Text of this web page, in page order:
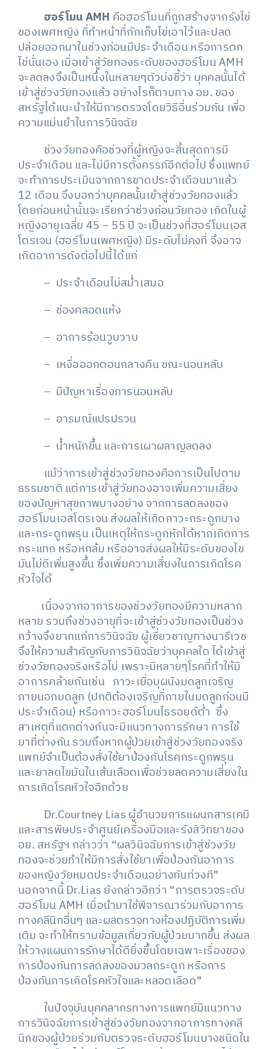
ฮอร์โมนAMH คือฮอร์โมนที่ถูกสร้างจากรังไข่
ของเพศหญิง ที่ทำหน้าที่กักเก็บไข่เอาไว้และปลด
ปล่อยออกมาในช่วงก่อนมีประจำเดือน หรือการตก
ไข่นั่นเอง เมื่อเข้าสู่วัยทองระดับของฮอร์โมน AMH
จะลดลงจึงเป็นหนึ่งในหลายๆตัวบ่งชี้ว่า บุคคลนั้นได้
เข้าสู่ช่วงวัยทองแล้ว อย่างไรก็ตามทาง อย. ของ
สหรัฐได้แนะนำให้มีการตรวจโดยวิธีอื่นร่วมกัน เพื่อ
ความแม่นยำในการวินิจฉัย
ช่วงวัยทองคือช่วงที่ผู้หญิงจะสิ้นสุดการมี
ประจำเดือน และไม่มีการตั้งครรภ์อีกต่อไป ซึ่งแพทย์
จะทำการประเมินจากการขาดประจำเดือนมาแล้ว
12 เดือน จึงบอกว่าบุคคลนั้นเข้าสู่ช่วงวัยทองแล้ว
โดยก่อนหน้านั้นจะเรียกว่าช่วงก่อนวัยทอง เกิดในผู้
หญิงอายุเฉลี่ย 45 – 55 ปี จะเป็นช่วงที่ฮอร์โมนเอส
โตรเจน (ฮอร์โมนเพศหญิง) มีระดับไม่คงที่ จึงอาจ
เกิดอาการดังต่อไปนี้ได้แก่
– ประจำเดือนไม่สม่ำเสมอ
– ช่องคลอดแห้ง
– อาการร้อนวูบวาบ
– เหงื่อออกตอนกลางคืน ขณะนอนหลับ
– มีปัญหาเรื่องการนอนหลับ
– อารมณ์แปรปรวน
– น้ำหนักขึ้น และการเผาผลาญลดลง
แม้ว่าการเข้าสู่ช่วงวัยทองคือการเป็นไปตาม
ธรรมชาติ แต่การเข้าสู่วัยทองอาจเพิ่มความเสี่ยง
ของปัญหาสุขภาพบางอย่าง จากการลดลงของ
ฮอร์โมนเอสโตรเจน ส่งผลให้เกิดภาวะกระดูกบาง
และกระดูกพรุน เป็นเหตุให้กระดูกหักได้หากเกิดการ
กระแทก หรือหกล้ม หรืออาจส่งผลให้มีระดับของไข
มันไม่ดีเพิ่มสูงขึ้น ซึ่งเพิ่มความเสี่ยงในการเกิดโรค
หัวใจได้
เนื่องจากอาการของช่วงวัยทองมีความหลาก
หลาย รวมถึงช่วงอายุที่จะเข้าสู่ช่วงวัยทองเป็นช่วง
กว้างจึงยากแก่การวินิจฉัย ผู้เชี่ยวชาญทางนารีเวช
จึงให้ความสำคัญกับการวินิจฉัยว่าบุคคลใด ได้เข้าสู่
ช่วงวัยทองจริงหรือไม่ เพราะมีหลายๆโรคที่ทำให้มี
อาการคล้ายกันเช่น ภาวะเยื่อบุผนังมดลูกเจริญ
ภายนอกมดลูก (ปกติต้องเจริญที่ภายในมดลูกก่อนมี
ประจำเดือน) หรือภาวะฮอร์โมนไธรอยด์ต่ำ ซึ่ง
สาเหตุที่แตกต่างกันจะมีแนวทางการรักษา การใช้
ยาที่ต่างกัน รวมถึงหากผู้ป่วยเข้าสู่ช่วงวัยทองจริง
แพทย์จำเป็นต้องสั่งใช้ยาป้องกันโรคกระดูกพรุน
และยาลดไขมันในเส้นเลือดเพื่อช่วยลดความเสี่ยงใน
การเกิดโรคหัวใจอีกด้วย
Dr.Courtney Lias ผู้อำนวยการแผนกสารเคมี
และสารพิษประจำศูนย์เครื่องมือและรังสิวิทยาของ
อย. สหรัฐฯ กล่าวว่า “ผลวินิจฉัยการเข้าสู่ช่วงวัย
ทองจะช่วยทำให้มีการสั่งใช้ยาเพื่อป้องกันอาการ
ของหญิงวัยหมดประจำเดือนอย่างทันท่วงที”
นอกจากนี้ Dr.Lias ยังกล่าวอีกว่า “การตรวจระดับ
ฮอร์โมน AMH เมื่อนำมาใช้พิจารณาร่วมกับอาการ
ทางคลีนิกอื่นๆ และผลตรวจทางห้องปฏิบัติการเพิ่ม
เติม จะทำให้ทราบข้อมูลเกี่ยวกับผู้ป่วยมากขึ้น ส่งผล
ให้วางแผนการรักษาได้ดียิ่งขึ้นโดยเฉพาะเรื่องของ
การป้องกันการลดลงของมวลกระดูก หรือการ
ป้องกันการเกิดโรคหัวใจและหลอดเลือด”
ในปัจจุบันบุคคลากรทางการแพทย์มีแนวทาง
การวินิจฉัยการเข้าสู่ช่วงวัยทองจากอาการทางคลี
นิกของผู้ป่วยร่วมกับตรวจระดับฮอร์โมนบางชนิดใน